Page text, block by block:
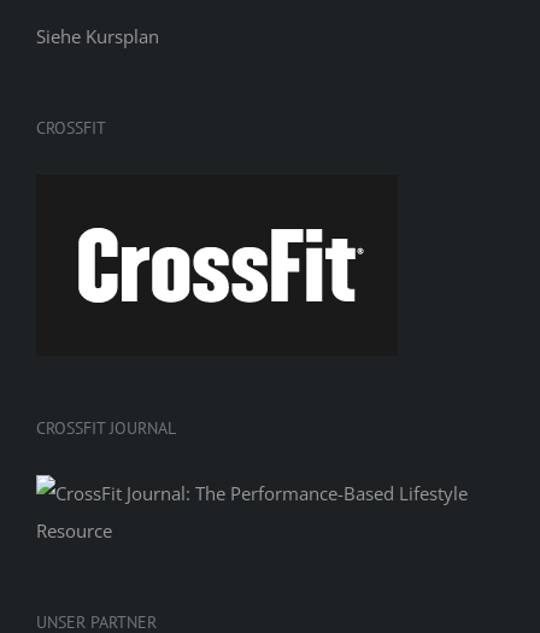
Siehe Kursplan
CROSSFIT
CROSSFIT JOURNAL
UNSER PARTNER